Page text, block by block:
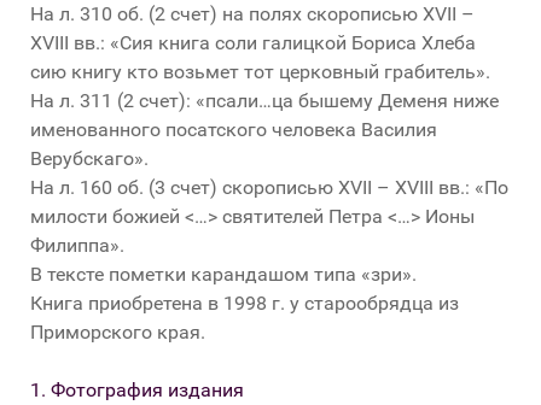
На л. 310 об. (2 счет) на полях скорописью XVII –
XVIII вв.: «Сия книга соли галицкой Бориса Хлеба
сию книгу кто возьмет тот церковный грабитель».
На л. 311 (2 счет): «псали…ца бышему Деменя ниже
именованного посатского человека Василия
Верубскаго».
На л. 160 об. (3 счет) скорописью XVII – XVIII вв.: «По
милости божией <…> святителей Петра <…> Ионы
Филиппа».
В тексте пометки карандашом типа «зри».
Книга приобретена в 1998 г. у старообрядца из
Приморского края.
1. Фотография издания